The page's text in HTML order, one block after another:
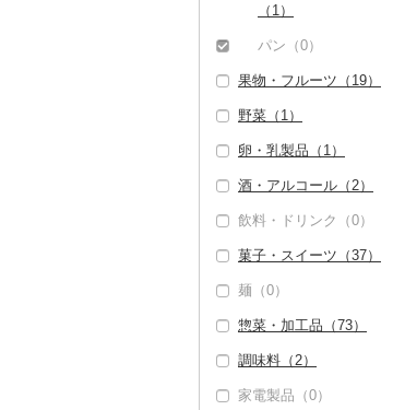
（0）
（84）
しらす・ちりめん
（3）
（1）
パン（0）
果物・フルーツ（19）
ぶどう・マスカット
野菜（1）
いも（0）
トマト（0）
玉ねぎ（0）
ねぎ（0）
とうもろこし（0）
根菜（0）
アスパラガス（1）
豆（0）
卵・乳製品（1）
卵（0）
チーズ（1）
ヨーグルト（0）
牛乳（0）
バター（0）
その他乳製品（0）
酒・アルコール（2）
ビール・発泡酒（2）
ビール（2）
発泡酒（2）
地ビール・クラフトビ
日本酒（2）
純米大吟醸（0）
純米吟醸（0）
大吟醸（0）
吟醸（0）
焼酎（1）
芋焼酎（0）
麦焼酎（0）
米焼酎（0）
梅酒（0）
泡盛（2）
ワイン（2）
飲料・ドリンク（0）
菓子・スイーツ（37）
ケーキ（4）
クッキー（7）
焼き菓子（16）
プリン（0）
麺（0）
惣菜・加工品（73）
惣菜（53）
餃子（0）
カレー・シチュー
調味料（2）
砂糖（0）
家電製品（0）